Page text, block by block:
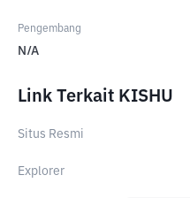
Pengembang
N/A
Link Terkait KISHU
Situs Resmi
Explorer